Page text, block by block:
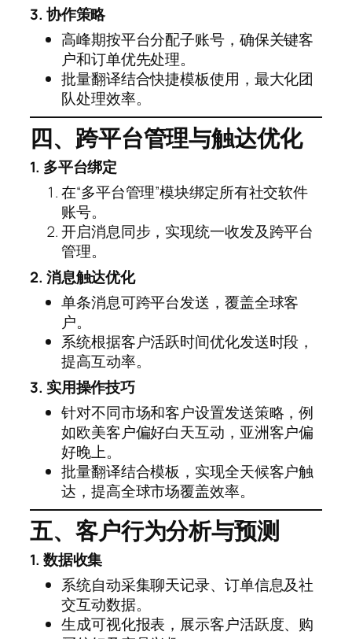
3. 协作策略
高峰期按平台分配子账号，确保关键客
户和订单优先处理。
批量翻译结合快捷模板使用，最大化团
队处理效率。
四、跨平台管理与触达优化
1. 多平台绑定
在“多平台管理”模块绑定所有社交软件
账号。
开启消息同步，实现统一收发及跨平台
管理。
2. 消息触达优化
单条消息可跨平台发送，覆盖全球客
户。
系统根据客户活跃时间优化发送时段，
提高互动率。
3. 实用操作技巧
针对不同市场和客户设置发送策略，例
如欧美客户偏好白天互动，亚洲客户偏
好晚上。
批量翻译结合模板，实现全天候客户触
达，提高全球市场覆盖效率。
五、客户行为分析与预测
1. 数据收集
系统自动采集聊天记录、订单信息及社
交互动数据。
生成可视化报表，展示客户活跃度、购